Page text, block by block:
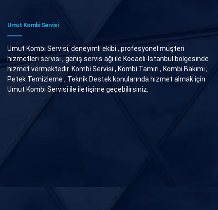
Umut Kombi Servisi
Umut Kombi Servisi, deneyimli ekibi , profesyonel müşteri
hizmetleri servisi , geniş servis ağı ile Kocaeli-İstanbul bölgesinde
hizmet vermektedir. Kombi Servisi , Kombi Tamiri , Kombi Bakımı ,
Petek Temizleme , Teknik Destek konularında hizmet almak için
Umut Kombi Servisi ile iletişime geçebilirsiniz.